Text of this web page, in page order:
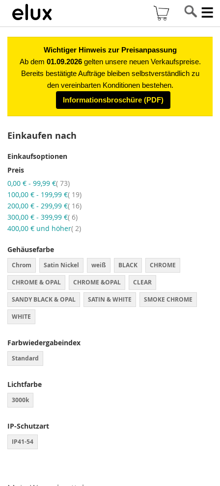
Mein
Wichtiger Hinweis zur Preisanpassung
Ab dem 01.09.2026gelten unsere neuen Verkaufspreise.
Bereits bestätigte Aufträge bleiben selbstverständlich zu
den vereinbarten Konditionen bestehen.
Informationsbroschüre (PDF)
Einkaufen nach
Einkaufsoptionen
Preis
0,00 € - 99,99 € 73Artikel
100,00 € - 199,99 € 19Artikel
200,00 € - 299,99 € 16Artikel
300,00 € - 399,99 € 6Artikel
400,00 € und höher 2Artikel
Gehäusefarbe
Chrom Satin Nickel weiß BLACK CHROME
CHROME & OPAL CHROME &OPAL CLEAR
SANDY BLACK & OPAL SATIN & WHITE SMOKE CHROME
WHITE
Farbwiedergabeindex
Standard
Lichtfarbe
3000k
IP-Schutzart
IP41-54